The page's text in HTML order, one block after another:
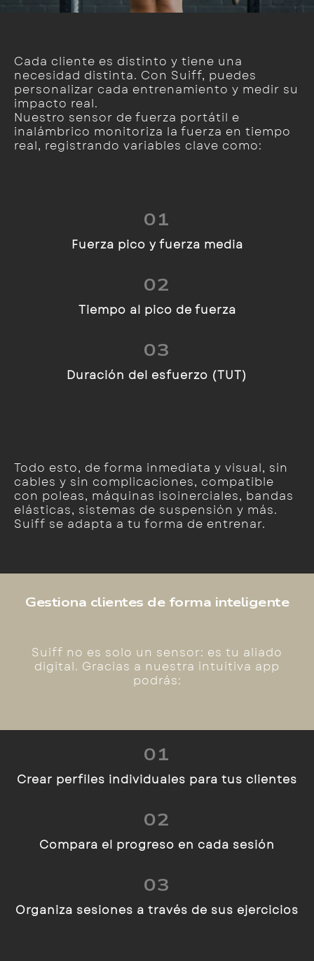
Cada cliente es distinto y tiene una
necesidad distinta. Con Suiff, puedes
personalizar cada entrenamiento y medir su
impacto real.
Nuestro sensor de fuerza portátil e
inalámbrico monitoriza la fuerza en tiempo
real, registrando variables clave como:
01
Fuerza pico y fuerza media
02
Tiempo al pico de fuerza
03
Duración del esfuerzo (TUT)
Todo esto, de forma inmediata y visual, sin
cables y sin complicaciones, compatible
con poleas, máquinas isoinerciales, bandas
elásticas, sistemas de suspensión y más.
Suiff se adapta a tu forma de entrenar.
Gestiona clientes de forma inteligente
Suiff no es solo un sensor: es tu aliado
digital. Gracias a nuestra intuitiva app
podrás:
01
Crear perfiles individuales para tus clientes
02
Compara el progreso en cada sesión
03
Organiza sesiones a través de sus ejercicios